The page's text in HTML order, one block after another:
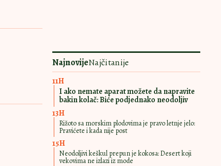
NajnovijeNajčitanije
11H
I ako nemate aparat možete da napravite
bakin kolač: Biće podjednako neodoljiv
13H
Rižoto sa morskim plodovima je pravo letnje jelo:
Pravićete i kada nije post
15H
Neodoljivi keškul prepun je kokosa: Desert koji
vekovima ne izlazi iz mode